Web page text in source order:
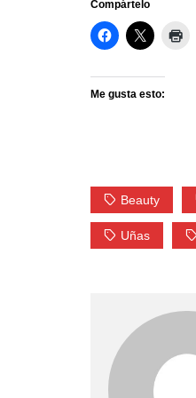
Compártelo
Me gusta esto:
Beauty
Uñas